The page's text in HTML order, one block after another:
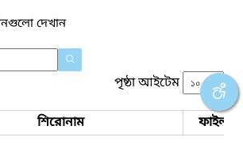
দেখান
পৃষ্ঠা আইটেম
শিরোনাম ফাইল